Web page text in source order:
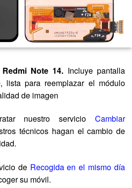
Note 14. Incluye pantalla
lista para reemplazar el módulo
de imagen
nuestro servicio Cambiar
técnicos hagan el cambio de
de Recogida en el mismo día
su móvil.